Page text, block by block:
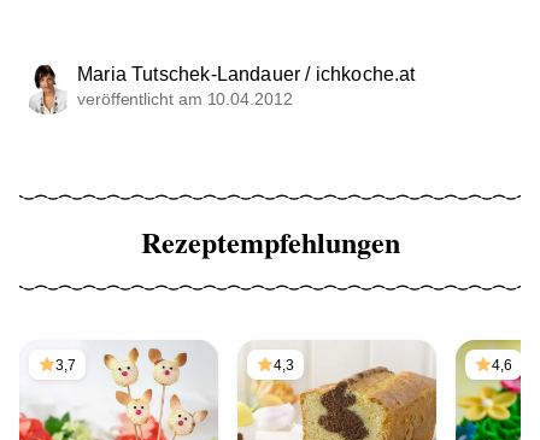
Maria Tutschek-Landauer / ichkoche.at
veröffentlicht am 10.04.2012
Rezeptempfehlungen
3,7 4,3 4,6